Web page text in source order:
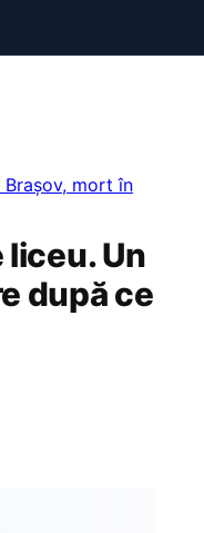
mort în
Un
după ce